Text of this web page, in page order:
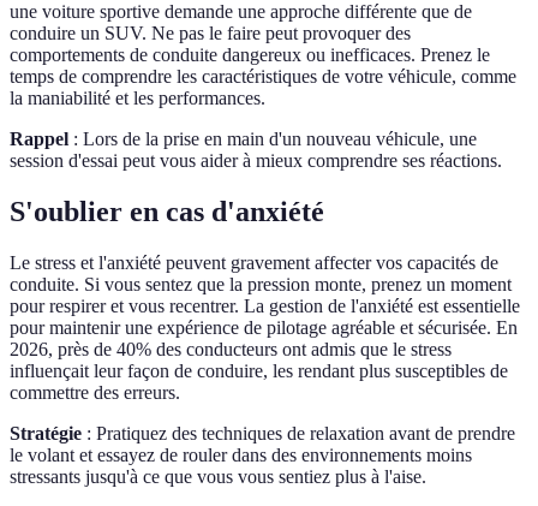
une voiture sportive demande une approche différente que de
conduire un SUV. Ne pas le faire peut provoquer des
comportements de conduite dangereux ou inefficaces. Prenez le
temps de comprendre les caractéristiques de votre véhicule, comme
la maniabilité et les performances.
Rappel : Lors de la prise en main d'un nouveau véhicule, une
session d'essai peut vous aider à mieux comprendre ses réactions.
S'oublier en cas d'anxiété
Le stress et l'anxiété peuvent gravement affecter vos capacités de
conduite. Si vous sentez que la pression monte, prenez un moment
pour respirer et vous recentrer. La gestion de l'anxiété est essentielle
pour maintenir une expérience de pilotage agréable et sécurisée. En
2026, près de 40% des conducteurs ont admis que le stress
influençait leur façon de conduire, les rendant plus susceptibles de
commettre des erreurs.
Stratégie : Pratiquez des techniques de relaxation avant de prendre
le volant et essayez de rouler dans des environnements moins
stressants jusqu'à ce que vous vous sentiez plus à l'aise.